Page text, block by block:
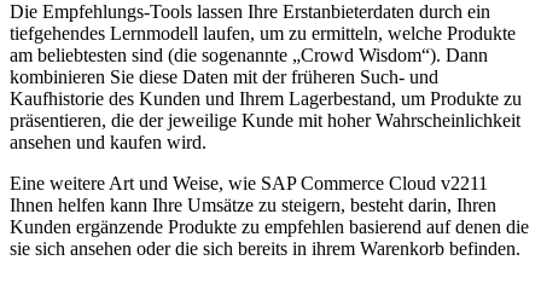
Die Empfehlungs-Tools lassen Ihre Erstanbieterdaten durch ein
tiefgehendes Lernmodell laufen, um zu ermitteln, welche Produkte
am beliebtesten sind (die sogenannte „Crowd Wisdom“). Dann
kombinieren Sie diese Daten mit der früheren Such- und
Kaufhistorie des Kunden und Ihrem Lagerbestand, um Produkte zu
präsentieren, die der jeweilige Kunde mit hoher Wahrscheinlichkeit
ansehen und kaufen wird.
Eine weitere Art und Weise, wie SAP Commerce Cloud v2211
Ihnen helfen kann Ihre Umsätze zu steigern, besteht darin, Ihren
Kunden ergänzende Produkte zu empfehlen basierend auf denen die
sie sich ansehen oder die sich bereits in ihrem Warenkorb befinden.